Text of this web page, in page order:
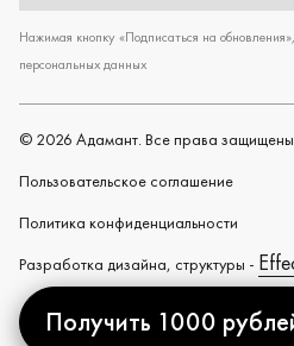
Нажимая кнопку «Подписаться на
персональных данных
© 2026 Адамант. Все права
Пользовательское cоглашение
Политика конфиденциальности
Разработка дизайна, структуры -
Created by
Получить 1000